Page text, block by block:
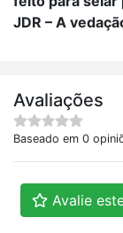
JDR – A
Avaliações
Baseado em 0
Avalie